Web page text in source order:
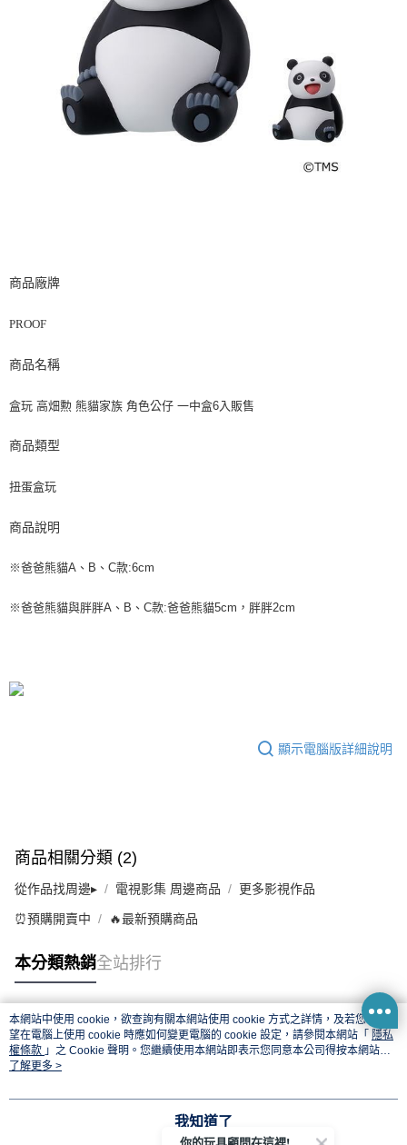
商品廠牌
PROOF
商品名稱
盒玩 高畑勲 熊貓家族 角色公仔 一中盒6入販售
商品類型
扭蛋盒玩
商品說明
※爸爸熊貓A、B、C款:6cm
※爸爸熊貓與胖胖A、B、C款:爸爸熊貓5cm，胖胖2cm
顯示電腦版詳細說明
商品相關分類 (2)
從作品找周邊▸ 電視影集 周邊商品 更多影視作品
⏰預購開賣中 🔥最新預購商品
本分類熱銷全站排行
熱門標籤
本網站中使用 cookie，欲查詢有關本網站使用 cookie 方式之詳情，及若您不希
望在電腦上使用 cookie 時應如何變更電腦的 cookie 設定，請參閱本網站「 隱私
權條款 」之 Cookie 聲明。您繼續使用本網站即表示您同意本公司得按本網站使
用條款之 Cookie 聲明使用 cookie。
了解更多 >
我知道了